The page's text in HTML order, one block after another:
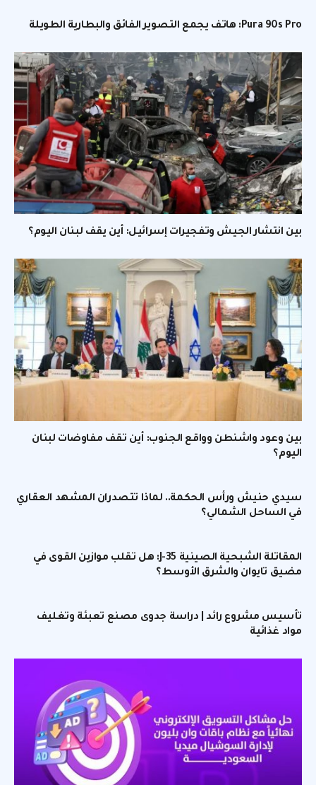
Pura 90s Pro: هاتف يجمع التصوير الفائق والبطارية الطويلة
بين انتشار الجيش وتفجيرات إسرائيل: أين يقف لبنان اليوم؟
بين وعود واشنطن وواقع الجنوب: أين تقف مفاوضات لبنان
اليوم؟
سيدي حنيش ورأس الحكمة.. لماذا تتصدران المشهد العقاري
في الساحل الشمالي؟
المقاتلة الشبحية الصينية J-35: هل تقلب موازين القوى في
مضيق تايوان والشرق الأوسط؟
تأسيس مشروع رائد | دراسة جدوى مصنع تعبئة وتغليف
مواد غذائية